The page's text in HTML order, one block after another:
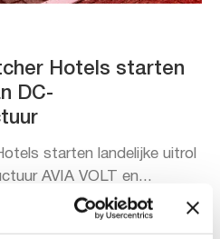
Hotels starten
DC-
starten landelijke uitrol
AVIA VOLT en...